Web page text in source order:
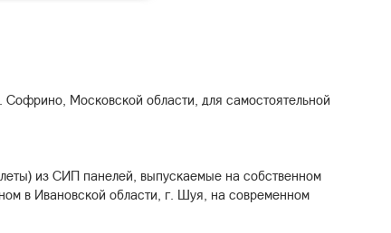
Московской области, для самостоятельной
из СИП панелей, выпускаемые на собственном
в Ивановской области, г. Шуя, на современном